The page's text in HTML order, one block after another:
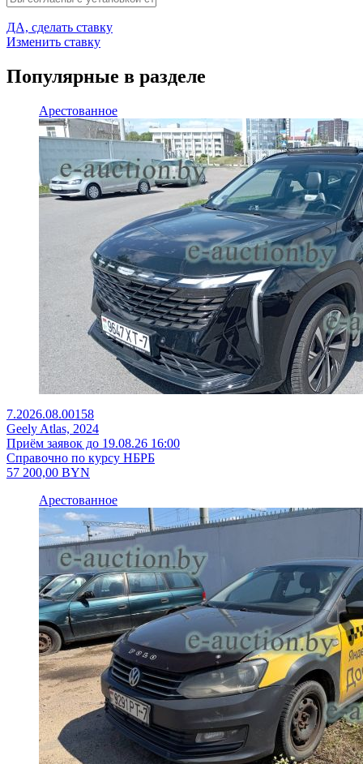
ДА, сделать ставку
Изменить ставку
Популярные в разделе
Арестованное
7.2026.08.00158
Geely Atlas, 2024
Приём заявок до 19.08.26 16:00
Справочно по курсу НБРБ
57 200,00 BYN
Арестованное